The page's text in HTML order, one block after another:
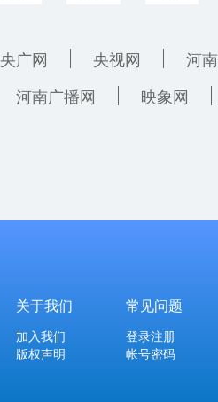
央广网 央视网
河
河南广播网 映象网
关于我们
加入我们
版权声明
常见问题
登录注册
帐号密码